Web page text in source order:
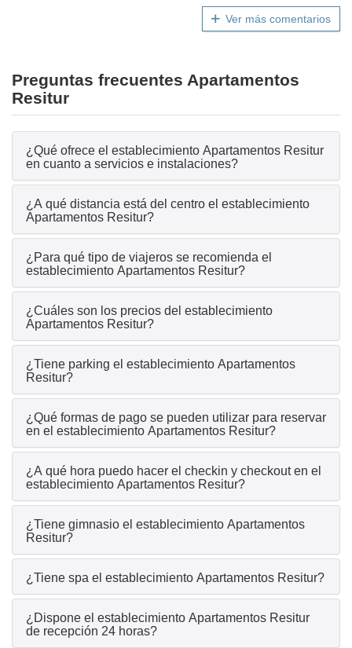
Ver más comentarios
Preguntas frecuentes Apartamentos
Resitur
¿Qué ofrece el establecimiento Apartamentos Resitur
en cuanto a servicios e instalaciones?
¿A qué distancia está del centro el establecimiento
Apartamentos Resitur?
¿Para qué tipo de viajeros se recomienda el
establecimiento Apartamentos Resitur?
¿Cuáles son los precios del establecimiento
Apartamentos Resitur?
¿Tiene parking el establecimiento Apartamentos
Resitur?
¿Qué formas de pago se pueden utilizar para reservar
en el establecimiento Apartamentos Resitur?
¿A qué hora puedo hacer el checkin y checkout en el
establecimiento Apartamentos Resitur?
¿Tiene gimnasio el establecimiento Apartamentos
Resitur?
¿Tiene spa el establecimiento Apartamentos Resitur?
¿Dispone el establecimiento Apartamentos Resitur
de recepción 24 horas?